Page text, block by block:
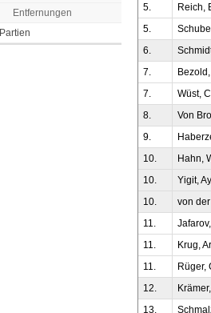
Entfernungen
Partien
5.
Reich,
5.
6.
7.
7.
Wüst,
8.
Von
9.
10.
Hahn,
10.
Yigit,
10.
von
11.
11.
Krug,
11.
Rüger,
12.
13.